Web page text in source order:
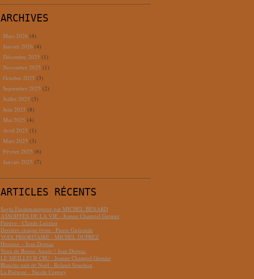
ARCHIVES
Mars 2026 (4)
Janvier 2026 (4)
Décembre 2025 (1)
Novembre 2025 (1)
Octobre 2025 (3)
Septembre 2025 (2)
Juillet 2025 (3)
Juin 2025 (8)
Mai 2025 (4)
Avril 2025 (1)
Mars 2025 (3)
Février 2025 (6)
Janvier 2025 (7)
ARTICLES RÉCENTS
Saghi Farahmandpour par MICHEL BÉNARD
ASSOIFFÉS DE LA VIE - Jeanne Champel Grenier
Furtive - Claude Luezior
Derrière chaque front - Pierre Guérande
VOIX PRIORITAIRE - MICHEL DUPREZ
Horizon – Jean Dornac
Veux de Bonne Année ! Jean Dornac
LE MEILLEUR CRU - Jeanne Champel Grenier
Blanche nuit de Noël - Roland Souchon
La Poétesse - Nicole Coppey